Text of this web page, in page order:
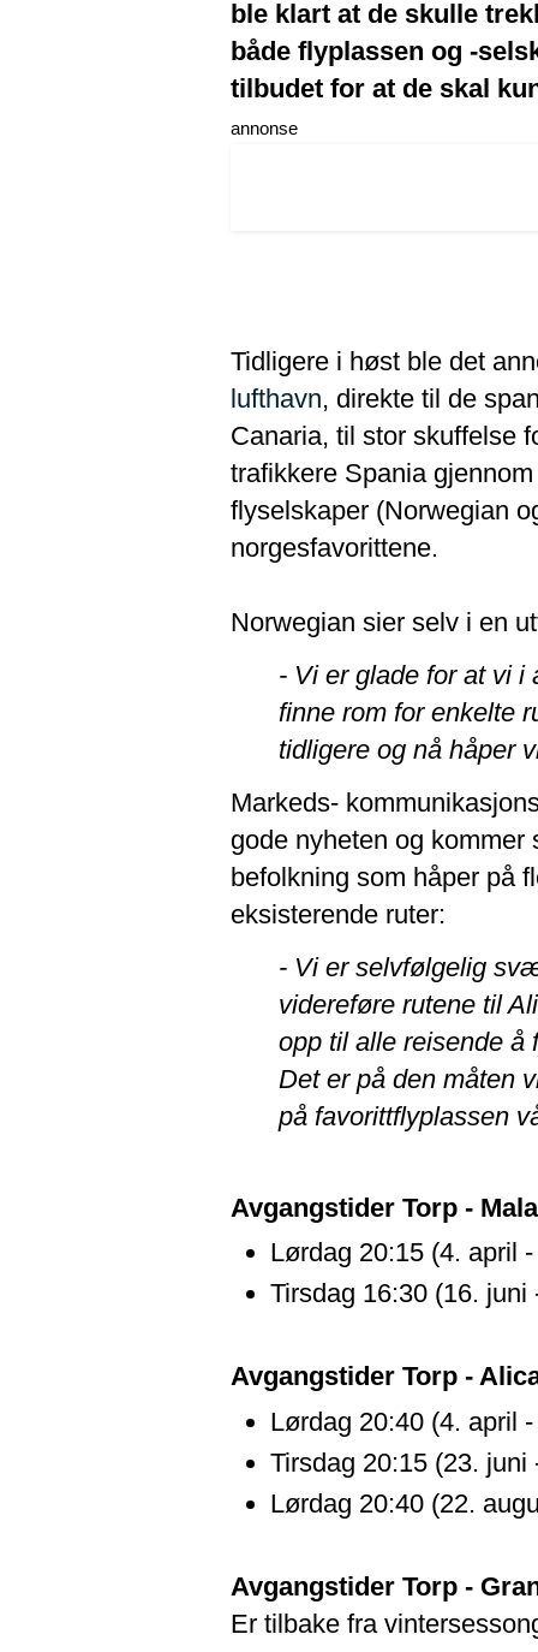
ble klart at de skulle
både flyplassen og -
tilbudet for at de skal
annonse
Tidligere i høst ble det
lufthavn, direkte til de
Canaria, til stor skuffelse
trafikkere Spania
flyselskaper (Norwegian
norgesfavorittene.
Norwegian sier selv i en
- Vi er glade for at vi i
finne rom for enkelte
tidligere og nå håper
Markeds-
gode nyheten og
befolkning som håper på
eksisterende ruter:
- Vi er selvfølgelig
videreføre rutene til
opp til alle reisende å
Det er på den måten
på favorittflyplassen
Avgangstider Torp -
Lørdag 20:15 (4. april
Tirsdag 16:30 (16. juni
Avgangstider Torp -
Lørdag 20:40 (4. april
Tirsdag 20:15 (23. juni
Lørdag 20:40 (22.
Avgangstider Torp -
Er tilbake fra